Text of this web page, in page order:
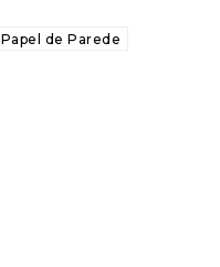
Papel de Parede